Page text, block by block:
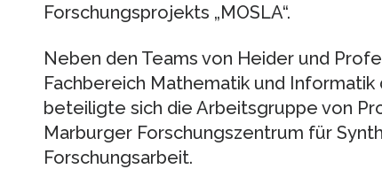
Forschungsprojekts „MOSLA“.
Neben den Teams von Heider und
Fachbereich Mathematik und
beteiligte sich die Arbeitsgruppe von
Marburger Forschungszentrum für
Forschungsarbeit.